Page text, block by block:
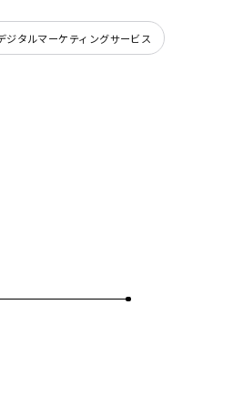
ジタルマーケティングサービス